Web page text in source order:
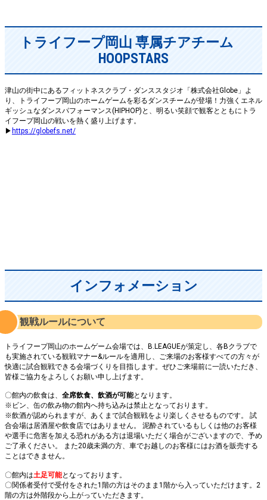
トライフープ岡山 専属チアチーム
HOOPSTARS
津山の街中にあるフィットネスクラブ・ダンススタジオ「株式会社Globe」よ
り、トライフープ岡山のホームゲームを彩るダンスチームが登場！力強くエネル
ギッシュなダンスパフォーマンス(HIPHOP)と、明るい笑顔で観客とともにトラ
イフープ岡山の戦いを熱く盛り上げます。
▶ https://globefs.net/
インフォメーション
観戦ルールについて
トライフープ岡山のホームゲーム会場では、B.LEAGUEが策定し、各Bクラブで
も実施されている観戦マナー&ルールを適用し、ご来場のお客様すべての方々が
快適に試合観戦できる会場づくりを目指します。ぜひご来場前に一読いただき、
皆様ご協力をよろしくお願い申し上げます。
〇館内の飲食は、 全席飲食、飲酒が可能となります。
※ビン、缶の飲み物の館内へ持ち込みは禁止となっております。
※飲酒が認められますが、あくまで試合観戦をより楽しくさせるものです。 試
合会場は居酒屋や飲食店ではありません。 泥酔されているもしくは他のお客様
や選手に危害を加える恐れがある方は退場いただく場合がございますので、予め
ご了承ください。 また20歳未満の方、車でお越しのお客様にはお酒を販売する
ことはできません。
〇館内は土足可能となっております。
〇関係者受付で受付をされた1階の方はそのまま1階から入っていただけます。2
階の方は外階段から上がっていただきます。